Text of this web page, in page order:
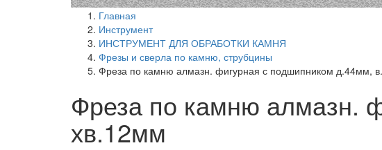
Главная
Инструмент
ИНСТРУМЕНТ ДЛЯ ОБРАБОТКИ КАМНЯ
Фрезы и сверла по камню, струбцины
Фреза по камню алмазн. фигурная с подшипником д.44мм,
Фреза по камню алмазн.
хв.12мм